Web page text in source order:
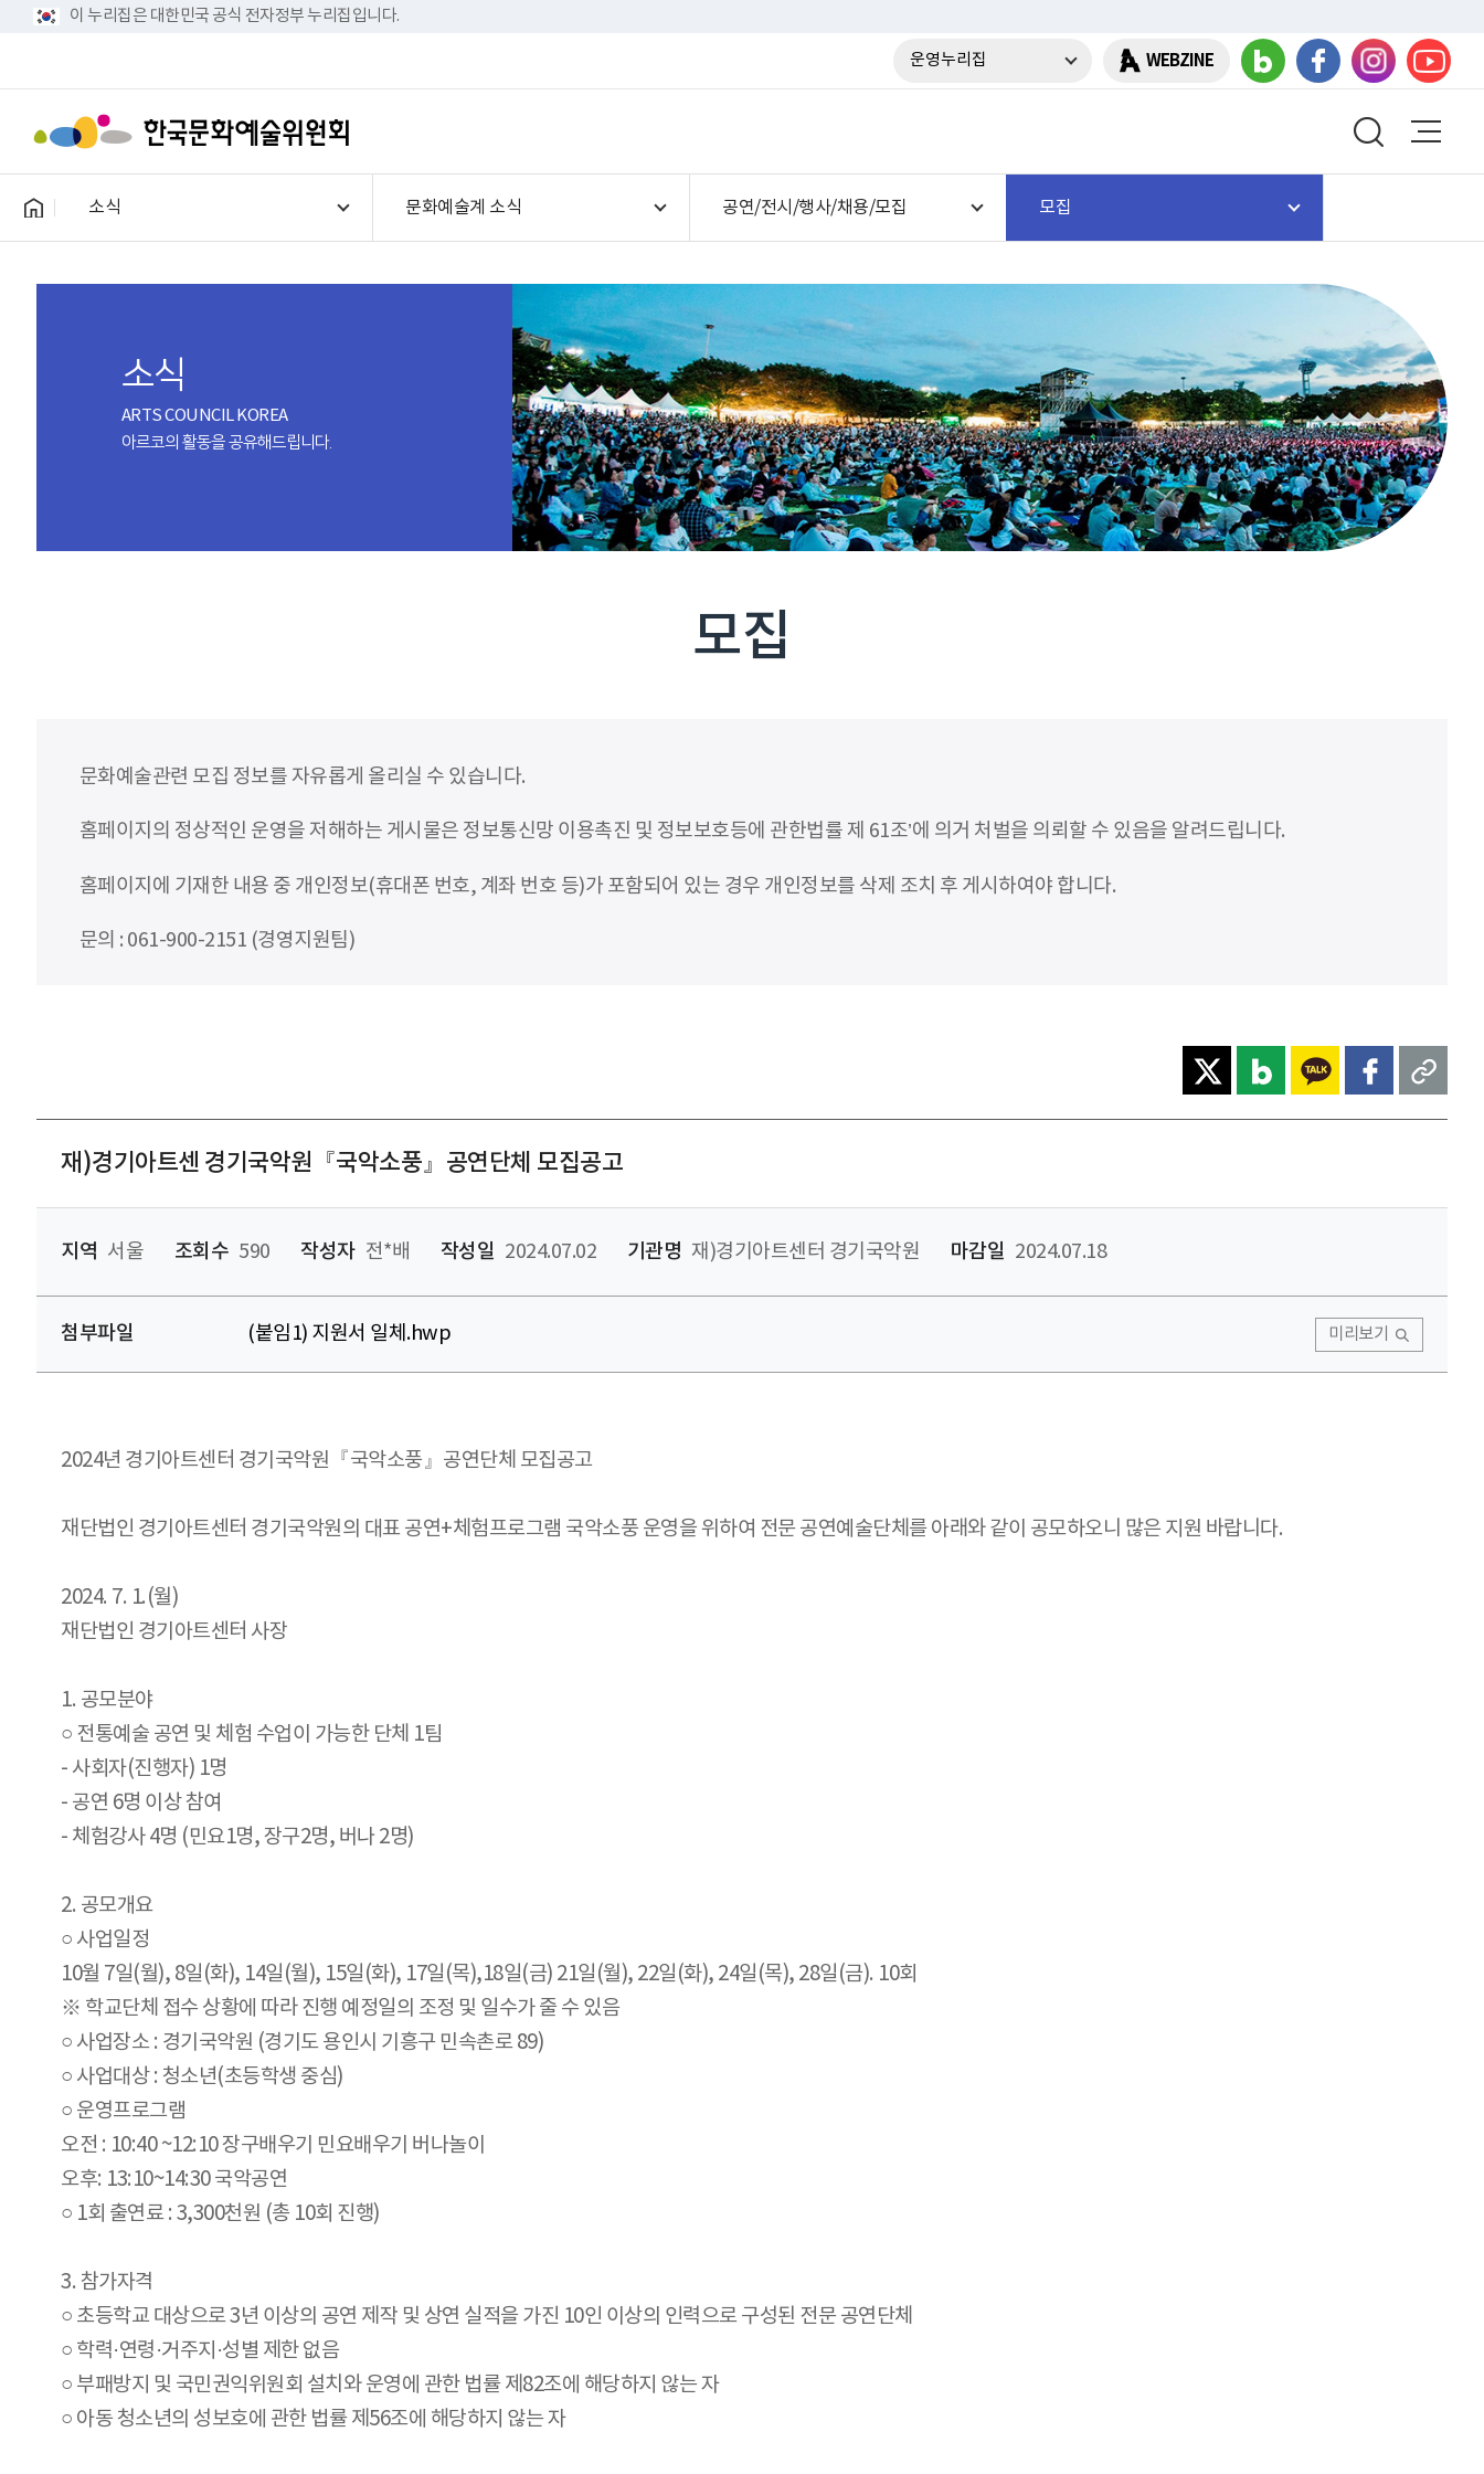
이 누리집은 대한민국 공식 전자정부 누리집입니다.
운영누리집 WEBZINE
소식 문화예술계 소식 공연/전시/행사/채용/모집 모집
소식
ARTS COUNCIL KOREA
아르코의 활동을 공유해드립니다.
모집
문화예술관련 모집 정보를 자유롭게 올리실 수 있습니다.
홈페이지의 정상적인 운영을 저해하는 게시물은 정보통신망 이용촉진 및 정보보호등에 관한법률 제 61조’에 의거 처벌을 의뢰할 수 있음을 알려드립니다.
홈페이지에 기재한 내용 중 개인정보(휴대폰 번호, 계좌 번호 등)가 포함되어 있는 경우 개인정보를 삭제 조치 후 게시하여야 합니다.
문의 : 061-900-2151 (경영지원팀)
재)경기아트센 경기국악원『국악소풍』공연단체 모집공고
지역 서울 조회수 590 작성자 전*배 작성일 2024.07.02 기관명 재)경기아트센터 경기국악원 마감일 2024.07.18
첨부파일 (붙임1) 지원서 일체.hwp 미리보기
2024년 경기아트센터 경기국악원『국악소풍』공연단체 모집공고
재단법인 경기아트센터 경기국악원의 대표 공연+체험프로그램 국악소풍 운영을 위하여 전문 공연예술단체를 아래와 같이 공모하오니 많은 지원 바랍니다.
2024. 7. 1.(월)
재단법인 경기아트센터 사장
1. 공모분야
○ 전통예술 공연 및 체험 수업이 가능한 단체 1팀
- 사회자(진행자) 1명
- 공연 6명 이상 참여
- 체험강사 4명 (민요1명, 장구2명, 버나 2명)
2. 공모개요
○ 사업일정
10월 7일(월), 8일(화), 14일(월), 15일(화), 17일(목),18일(금) 21일(월), 22일(화), 24일(목), 28일(금). 10회
※ 학교단체 접수 상황에 따라 진행 예정일의 조정 및 일수가 줄 수 있음
○ 사업장소 : 경기국악원 (경기도 용인시 기흥구 민속촌로 89)
○ 사업대상 : 청소년(초등학생 중심)
○ 운영프로그램
오전 : 10:40 ~12:10 장구배우기 민요배우기 버나놀이
오후: 13:10~14:30 국악공연
○ 1회 출연료 : 3,300천원 (총 10회 진행)
3. 참가자격
○ 초등학교 대상으로 3년 이상의 공연 제작 및 상연 실적을 가진 10인 이상의 인력으로 구성된 전문 공연단체
○ 학력·연령·거주지·성별 제한 없음
○ 부패방지 및 국민권익위원회 설치와 운영에 관한 법률 제82조에 해당하지 않는 자
○ 아동 청소년의 성보호에 관한 법률 제56조에 해당하지 않는 자